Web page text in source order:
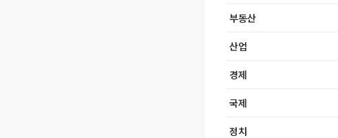
부동산
산업
경제
국제
정치